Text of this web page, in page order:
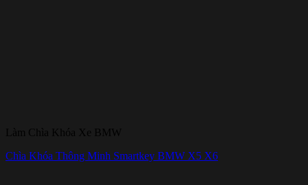
Làm Chìa Khóa Xe BMW
Chìa Khóa Thông Minh Smartkey BMW X5 X6